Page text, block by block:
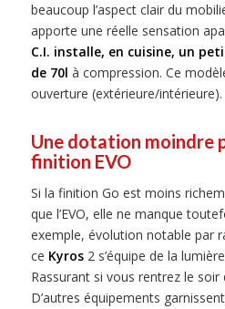
beaucoup l’aspect clair du
apporte une réelle sensation
C.I. installe, en cuisine, un
de 70l à compression. Ce
ouverture (extérieure/intérieure).
Une dotation moindre
finition EVO
Si la finition Go est moins
que l’EVO, elle ne manque
exemple, évolution notable par
ce Kyros2 s’équipe de la
Rassurant si vous rentrez le
D’autres équipements